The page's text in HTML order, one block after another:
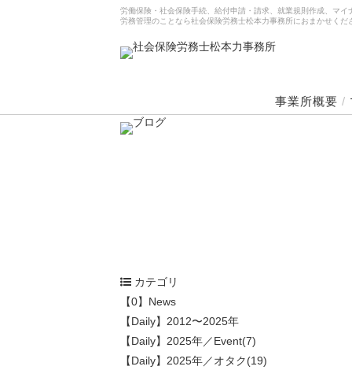
労働保険・社会保険手続、給付申請・請求、就業規則作成、マ
労務管理のことなら社会保険労務士松本力事務所におまかせくだ
事業所概要 /
カテゴリ
【0】News
【Daily】2012〜2025年
【Daily】2025年／Event(7)
【Daily】2025年／オタク(19)